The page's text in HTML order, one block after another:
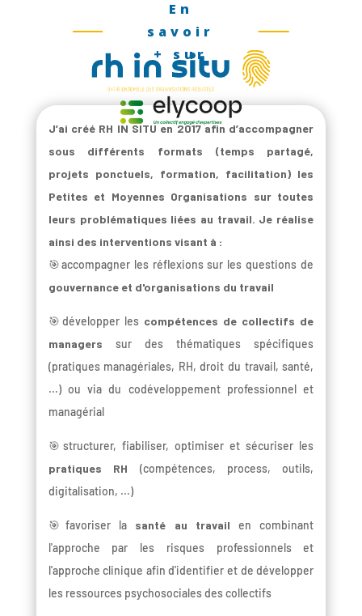
En
savoir
+ sur
J’ai créé RH IN SITU en 2017 afin d’accompagner
sous différents formats (temps partagé,
projets ponctuels, formation, facilitation) les
Petites et Moyennes Organisations sur toutes
leurs problématiques liées au travail. Je réalise
ainsi des interventions visant à :
🎯accompagner les réflexions sur les questions de
gouvernance et d'organisations du travail
🎯développer les compétences de collectifs de
managers sur des thématiques spécifiques
(pratiques managériales, RH, droit du travail, santé,
...) ou via du codéveloppement professionnel et
managérial
🎯structurer, fiabiliser, optimiser et sécuriser les
pratiques RH (compétences, process, outils,
digitalisation, ...)
🎯favoriser la santé au travailen combinant
l'approche par les risques professionnels et
l'approche clinique afin d'identifier et de développer
les ressources psychosociales des collectifs